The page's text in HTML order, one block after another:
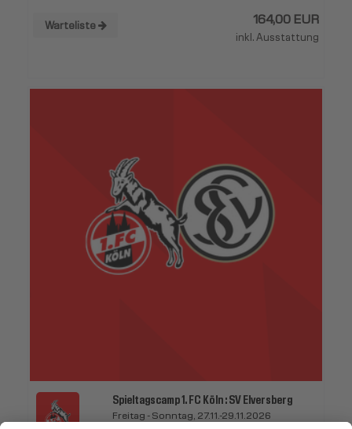
Warteliste 164,00 EUR
inkl. Ausstattung
Spieltagscamp 1. FC Köln : SV Elversberg
Freitag - Sonntag, 27.11.-29.11.2026